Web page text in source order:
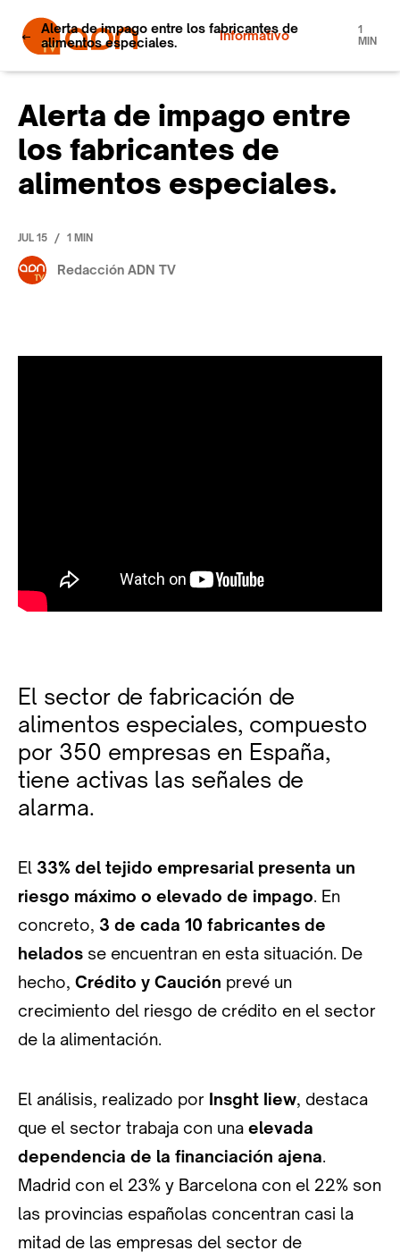
Informativo
Alerta de impago entre los fabricantes de
alimentos especiales.
1
MIN
Alerta de impago entre
los fabricantes de
alimentos especiales.
JUL 15 / 1 MIN
Redacción ADN TV
El sector de fabricación de
alimentos especiales, compuesto
por 350 empresas en España,
tiene activas las señales de
alarma.
El 33% del tejido empresarial presenta un
riesgo máximo o elevado de impago. En
concreto, 3 de cada 10 fabricantes de
helados se encuentran en esta situación. De
hecho, Crédito y Caución prevé un
crecimiento del riesgo de crédito en el sector
de la alimentación.
El análisis, realizado por Insght Iiew, destaca
que el sector trabaja con una elevada
dependencia de la financiación ajena.
Madrid con el 23% y Barcelona con el 22% son
las provincias españolas concentran casi la
mitad de las empresas del sector de